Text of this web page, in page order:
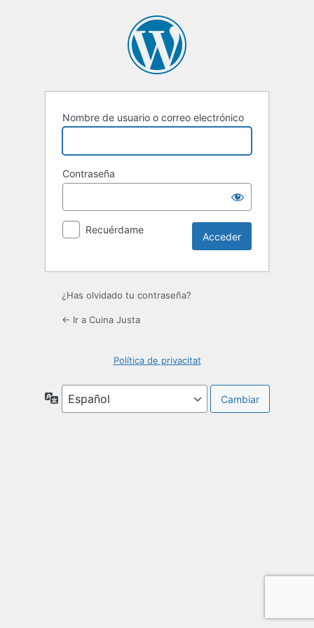
Nombre de usuario o correo electrónico
Contraseña
Recuérdame
¿Has olvidado tu contraseña?
← Ir a Cuina Justa
Política de privacitat
Idioma